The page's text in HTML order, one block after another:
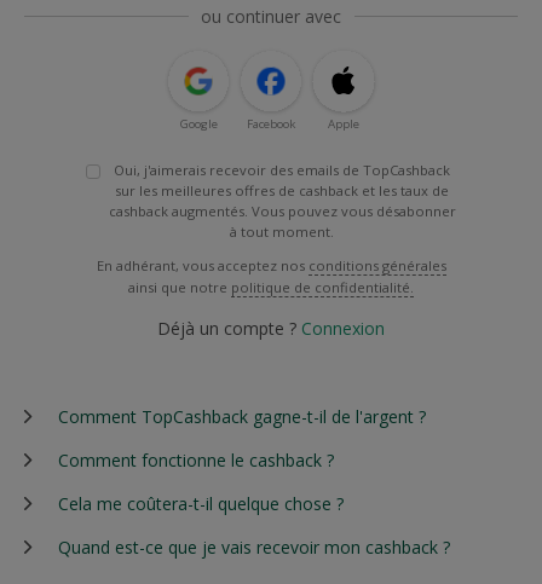
ou continuer avec
Google Facebook Apple
Oui, j'aimerais recevoir des emails de TopCashback
sur les meilleures offres de cashback et les taux de
cashback augmentés. Vous pouvez vous désabonner
à tout moment.
En adhérant, vous acceptez nos conditions générales
ainsi que notre politique de confidentialité.
Déjà un compte ? Connexion
Comment TopCashback gagne-t-il de l'argent ?
Comment fonctionne le cashback ?
Cela me coûtera-t-il quelque chose ?
Quand est-ce que je vais recevoir mon cashback ?